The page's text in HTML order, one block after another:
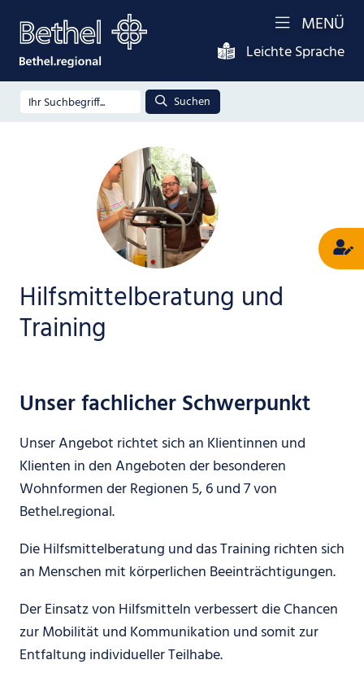
Leichte Sprache
MENÜ
Suchen
Hilfsmittelberatung und
Training
Unser fachlicher Schwerpunkt
Unser Angebot richtet sich an Klientinnen und
Klienten in den Angeboten der besonderen
Wohnformen der Regionen 5, 6 und 7 von
Bethel.regional.
Die Hilfsmittelberatung und das Training richten sich
an Menschen mit körperlichen Beeinträchtigungen.
Der Einsatz von Hilfsmitteln verbessert die Chancen
zur Mobilität und Kommunikation und somit zur
Entfaltung individueller Teilhabe.